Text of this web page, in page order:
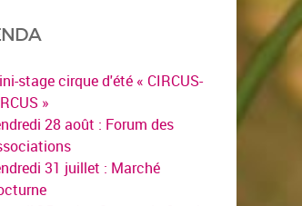
stage cirque d'été « CIRCUS-
»
28 août : Forum des
31 juillet : Marché